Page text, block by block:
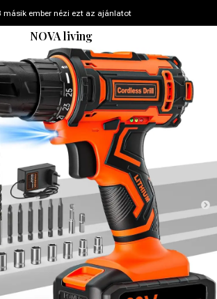
másik ember nézi ezt az ajánlatot
NOVA living